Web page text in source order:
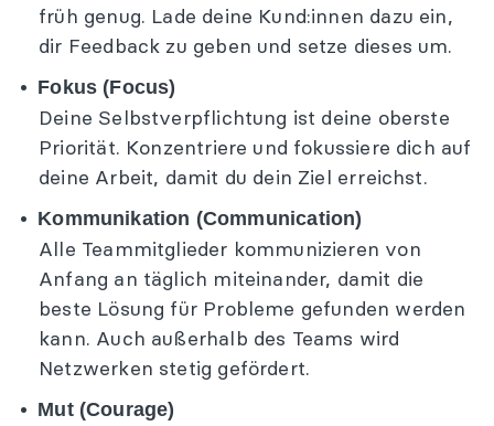
Referenzen
+49 (0)151 – 51937219
info@claudiathonet.de
früh genug. Lade deine Kund:innen dazu ein,
dir Feedback zu geben und setze dieses um.
Fokus (Focus)
Deine Selbstverpflichtung ist deine oberste
Priorität. Konzentriere und fokussiere dich auf
deine Arbeit, damit du dein Ziel erreichst.
Kommunikation (Communication)
Alle Teammitglieder kommunizieren von
Anfang an täglich miteinander, damit die
beste Lösung für Probleme gefunden werden
kann. Auch außerhalb des Teams wird
Netzwerken stetig gefördert.
Mut (Courage)